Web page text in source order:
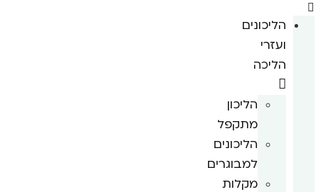
הליכונים
ועזרי
הליכה
הליכון
מתקפל
הליכונים
למבוגרים
מקלות